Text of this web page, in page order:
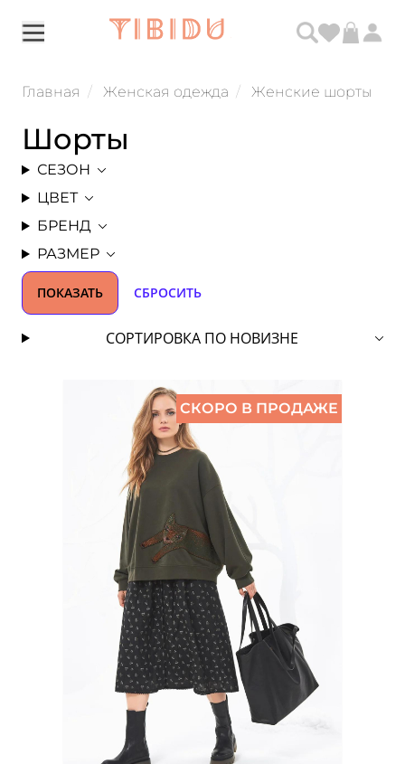
Главная Женская одежда Женские шорты
Шорты
СЕЗОН
ЦВЕТ
БРЕНД
РАЗМЕР
ПОКАЗАТЬ СБРОСИТЬ
СОРТИРОВКА ПО НОВИЗНЕ
СКОРО В ПРОДАЖЕ